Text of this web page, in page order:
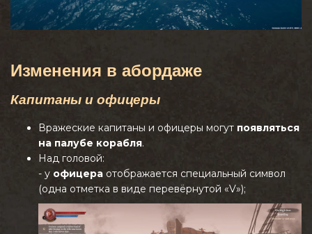
Изменения в абордаже
Капитаны и офицеры
Вражеские капитаны и офицеры могут появляться
на палубе корабля.
Над головой:
- у офицера отображается специальный символ
(одна отметка в виде перевёрнутой «V»);